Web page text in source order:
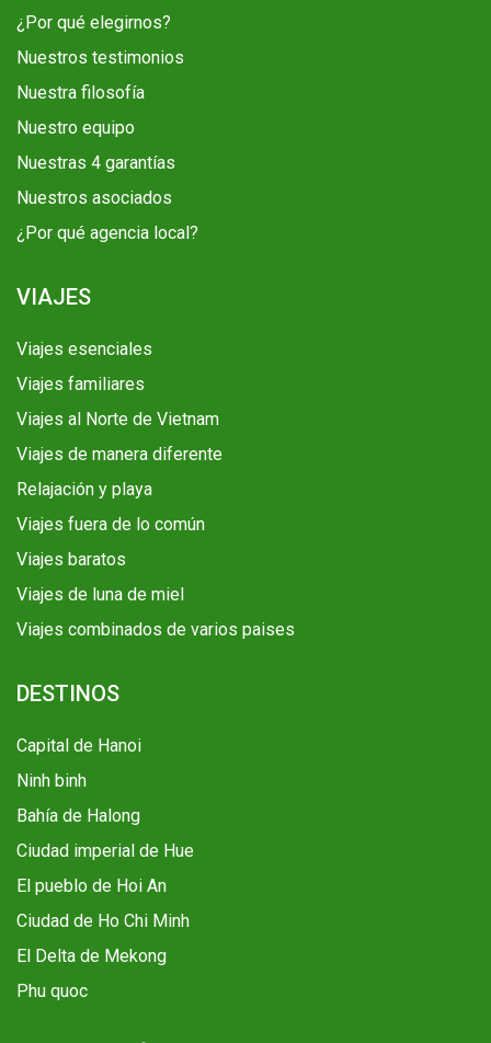
¿Por qué elegirnos?
Nuestros testimonios
Nuestra filosofía
Nuestro equipo
Nuestras 4 garantías
Nuestros asociados
¿Por qué agencia local?
VIAJES
Viajes esenciales
Viajes familiares
Viajes al Norte de Vietnam
Viajes de manera diferente
Relajación y playa
Viajes fuera de lo común
Viajes baratos
Viajes de luna de miel
Viajes combinados de varios paises
DESTINOS
Capital de Hanoi
Ninh binh
Bahía de Halong
Ciudad imperial de Hue
El pueblo de Hoi An
Ciudad de Ho Chi Minh
El Delta de Mekong
Phu quoc